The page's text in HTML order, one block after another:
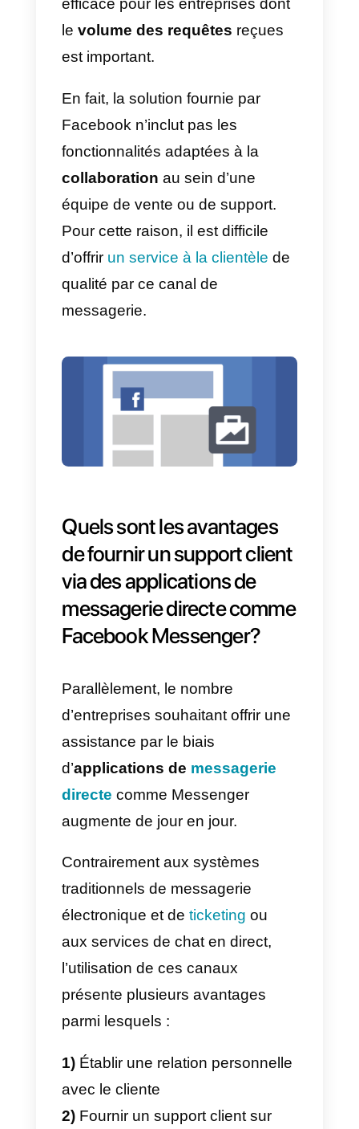
Bien queFacebook Messenger
soit l’un des canaux de
messagerie les plus populaires
au monde (deuxième après
de gestion des messages dans
Facebook Business Manager ne
constitue pas une solution
efficace pour les entreprises dont
levolume des requêtesreçues
est important.
En fait, la solution fournie par
Facebook n’inclut pas les
collaborationau sein d’une
équipe de vente ou de support.
Pour cette raison, il est difficile
d’offrirun service à la clientèle
messagerie.
Quels sont les avantages
de fournir un support client
via des applications de
messagerie directe
Facebook Messenger?